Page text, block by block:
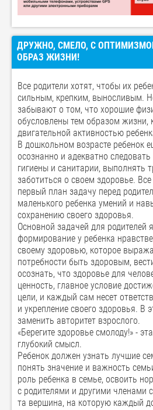
ДРУЖНО, СМЕЛО, С
ОБРАЗ ЖИЗНИ!
Все родители хотят, чтобы их
сильным, крепким, выносливым.
забывают о том, что хорошие
обусловлены тем образом жизни,
двигательной активностью
В дошкольном возрасте ребенок
осознанно и адекватно
гигиены и санитарии, выполнять
заботиться о своем здоровье.
первый план задачу перед
маленького ребенка умений и
сохранению своего здоровья.
Основной задачей для родителей
формирование у ребенка
своему здоровью, которое
потребности быть здоровым,
осознать, что здоровье для
ценность, главное условие
цели, и каждый сам несет
и укрепление своего здоровья. В
заменить авторитет взрослого.
«Берегите здоровье смолоду!» -
глубокий смысл.
Ребенок должен узнать лучшие
понять значение и важность
роль ребенка в семье, освоить
с родителями и другими членами
та вершина, на которую каждый